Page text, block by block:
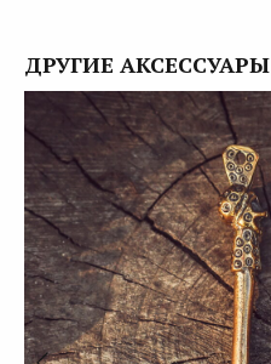
ДРУГИЕ АКСЕССУАРЫ